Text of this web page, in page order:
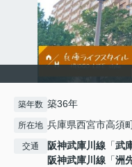
築年数 築36年
所在地 兵庫県西宮市高須
交通 阪神武庫川線 「武
阪神武庫川線 「洲